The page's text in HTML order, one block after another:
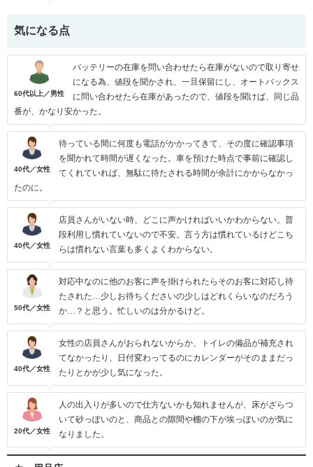
気になる点
60代以上／男性
バッテリーの在庫を問い合わせたら在庫がないので取り寄せ
になる為、値段を聞かされ、一旦保留にし、オートバックス
に問い合わせたら在庫があったので、値段を聞けば、同じ品
番が、かなり安かった。
40代／女性
待っている間に何度も電話がかかってきて、その度に確認事項
を聞かれて時間が遅くなった。車を預けた時点で事前に確認し
てくれていれば、無駄に待たされる時間が余計にかからなかっ
たのに。
40代／女性
店員さんがいない時、どこに声かければいいかわからない。普
段利用し慣れていないので不安。言う方は慣れているけどこち
らは慣れない言葉も多くよくわからない。
50代／女性
対応中なのに他のお客に声を掛けられたらそのお客に対応し待
たされた…少しお待ちくださいの少しはどれくらいなのだろう
か…？と思う。忙しいのは分かるけど。
40代／女性
女性の店員さんがおられないからか、トイレの備品が補充され
てなかったり、日付変わってるのにカレンダーがそのままだっ
たりとかが少し気になった。
20代／女性
人の出入りが多いので仕方ないかも知れませんが、床がざらつ
いて砂っぽいのと、商品との隙間や棚の下が埃っぽいのが気に
なりました。